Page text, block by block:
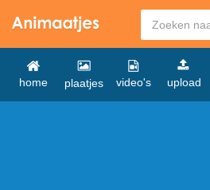
home plaatjes video's upload